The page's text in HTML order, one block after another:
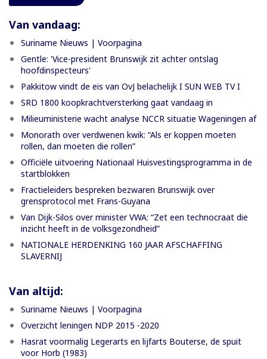
Van vandaag:
Suriname Nieuws | Voorpagina
Gentle: 'Vice-president Brunswijk zit achter ontslag
hoofdinspecteurs'
Pakkitow vindt de eis van OvJ belachelijk I SUN WEB TV I
SRD 1800 koopkrachtversterking gaat vandaag in
Milieuministerie wacht analyse NCCR situatie Wageningen af
Monorath over verdwenen kwik: “Als er koppen moeten
rollen, dan moeten die rollen”
Officiële uitvoering Nationaal Huisvestingsprogramma in de
startblokken
Fractieleiders bespreken bezwaren Brunswijk over
grensprotocol met Frans-Guyana
Van Dijk-Silos over minister VWA: “Zet een technocraat die
inzicht heeft in de volksgezondheid”
NATIONALE HERDENKING 160 JAAR AFSCHAFFING
SLAVERNIJ
Van altijd:
Suriname Nieuws | Voorpagina
Overzicht leningen NDP 2015 -2020
Hasrat voormalig Legerarts en lijfarts Bouterse, de spuit
voor Horb (1983)